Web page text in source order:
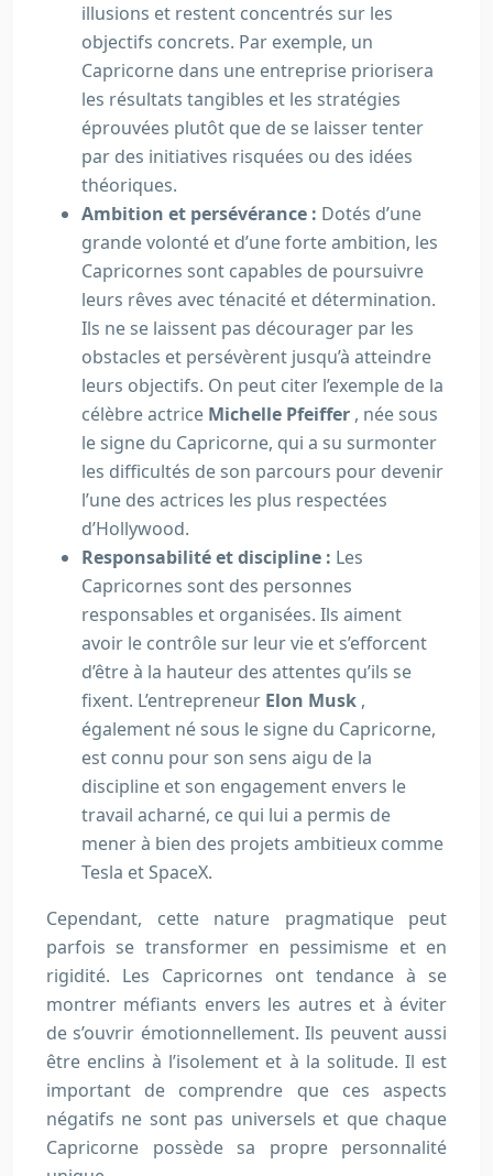
illusions et restent concentrés sur les
objectifs concrets. Par exemple, un
Capricorne dans une entreprise priorisera
les résultats tangibles et les stratégies
éprouvées plutôt que de se laisser tenter
par des initiatives risquées ou des idées
théoriques.
Ambition et persévérance : Dotés d’une
grande volonté et d’une forte ambition, les
Capricornes sont capables de poursuivre
leurs rêves avec ténacité et détermination.
Ils ne se laissent pas décourager par les
obstacles et persévèrent jusqu’à atteindre
leurs objectifs. On peut citer l’exemple de la
célèbre actrice Michelle Pfeiffer , née sous
le signe du Capricorne, qui a su surmonter
les difficultés de son parcours pour devenir
l’une des actrices les plus respectées
d’Hollywood.
Responsabilité et discipline : Les
Capricornes sont des personnes
responsables et organisées. Ils aiment
avoir le contrôle sur leur vie et s’efforcent
d’être à la hauteur des attentes qu’ils se
fixent. L’entrepreneur Elon Musk ,
également né sous le signe du Capricorne,
est connu pour son sens aigu de la
discipline et son engagement envers le
travail acharné, ce qui lui a permis de
mener à bien des projets ambitieux comme
Tesla et SpaceX.
Cependant, cette nature pragmatique peut
parfois se transformer en pessimisme et en
rigidité. Les Capricornes ont tendance à se
montrer méfiants envers les autres et à éviter
de s’ouvrir émotionnellement. Ils peuvent aussi
être enclins à l’isolement et à la solitude. Il est
important de comprendre que ces aspects
négatifs ne sont pas universels et que chaque
Capricorne possède sa propre personnalité